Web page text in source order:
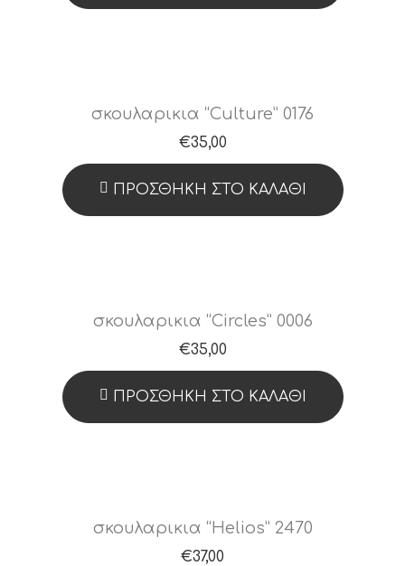
σκουλαρικια “Culture” 0176
€35,00
ΠΡΟΣΘΉΚΗ ΣΤΟ ΚΑΛΆΘΙ
σκουλαρικια “Circles” 0006
€35,00
ΠΡΟΣΘΉΚΗ ΣΤΟ ΚΑΛΆΘΙ
σκουλαρικια “Helios” 2470
€37,00